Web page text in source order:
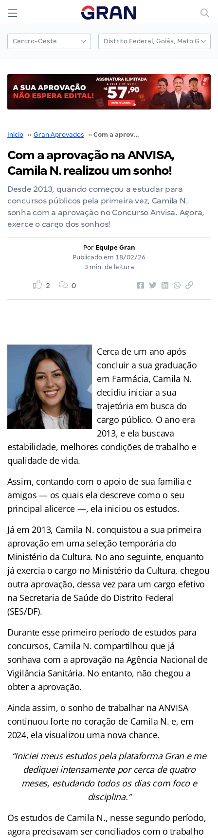
Início ›› Gran Aprovados ›› Com a aprovação na ANVISA, Camila N. realizou um sonho!
Com a aprovação na ANVISA,
Camila N. realizou um sonho!
Desde 2013, quando começou a estudar para
concursos públicos pela primeira vez, Camila N.
sonha com a aprovação no Concurso Anvisa. Agora,
exerce o cargo dos sonhos!
Por Equipe Gran
Publicado em 18/02/26
3 min. de leitura
2 0
Cerca de um ano após
concluir a sua graduação
em Farmácia, Camila N.
decidiu iniciar a sua
trajetória em busca do
cargo público. O ano era
2013, e ela buscava
estabilidade, melhores condições de trabalho e
qualidade de vida.
Assim, contando com o apoio de sua família e
amigos — os quais ela descreve como o seu
principal alicerce —, ela iniciou os estudos.
Já em 2013, Camila N. conquistou a sua primeira
aprovação em uma seleção temporária do
Ministério da Cultura. No ano seguinte, enquanto
já exercia o cargo no Ministério da Cultura, chegou
outra aprovação, dessa vez para um cargo efetivo
na Secretaria de Saúde do Distrito Federal
(SES/DF).
Durante esse primeiro período de estudos para
concursos, Camila N. compartilhou que já
sonhava com a aprovação na Agência Nacional de
Vigilância Sanitária. No entanto, não chegou a
obter a aprovação.
Ainda assim, o sonho de trabalhar na ANVISA
continuou forte no coração de Camila N. e, em
2024, ela visualizou uma nova chance.
“Iniciei meus estudos pela plataforma Gran e me
dediquei intensamente por cerca de quatro
meses, estudando todos os dias com foco e
disciplina.”
Os estudos de Camila N., nesse segundo período,
agora precisavam ser conciliados com o trabalho